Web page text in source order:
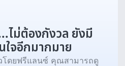
ไม่ต้องกังวล ยังมี
จอีกมากมาย
โดยฟรีแลนซ์ คุณสามารถดู